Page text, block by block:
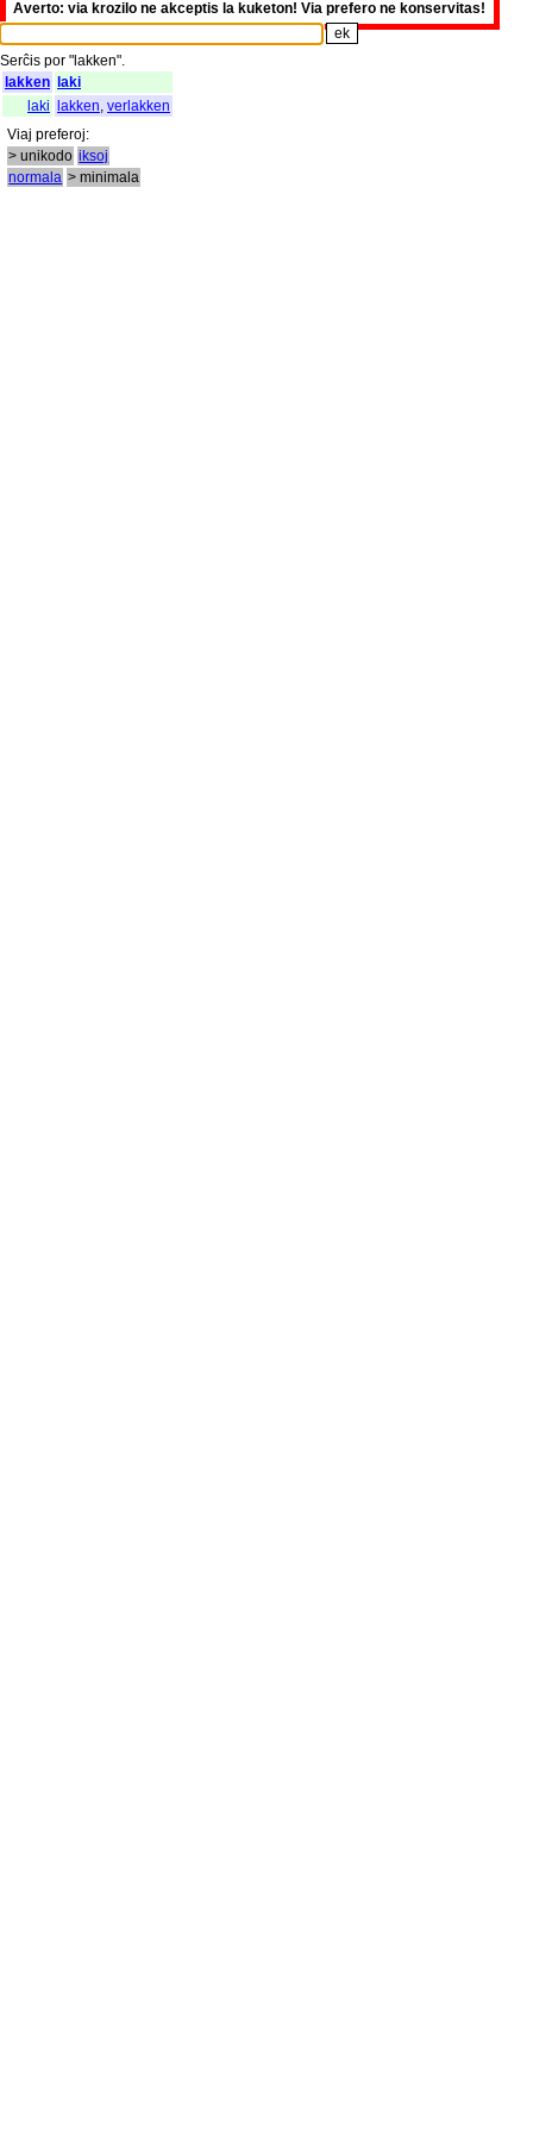
Averto: via krozilo ne akceptis la kuketon! Via prefero ne konservitas!
Serĉis por "lakken".
lakken laki
laki lakken verlakken
Viaj preferoj:
> unikodo iksoj
normala > minimala